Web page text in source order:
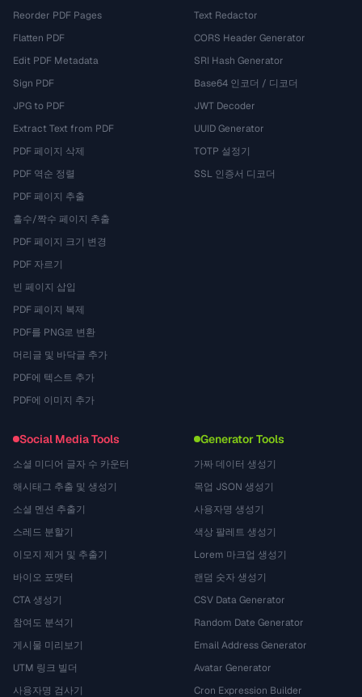
Reorder PDF Pages
Flatten PDF
Edit PDF Metadata
Sign PDF
JPG to PDF
Extract Text from PDF
PDF 페이지 삭제
PDF 역순 정렬
PDF 페이지 추출
홀수/짝수 페이지 추출
PDF 페이지 크기 변경
PDF 자르기
빈 페이지 삽입
PDF 페이지 복제
PDF를 PNG로 변환
머리글 및 바닥글 추가
PDF에 텍스트 추가
PDF에 이미지 추가
Text Redactor
CORS Header Generator
SRI Hash Generator
Base64 인코더 / 디코더
JWT Decoder
UUID Generator
TOTP 설정기
SSL 인증서 디코더
Social Media Tools
소셜 미디어 글자 수 카운터
해시태그 추출 및 생성기
소셜 멘션 추출기
스레드 분할기
이모지 제거 및 추출기
바이오 포맷터
CTA 생성기
참여도 분석기
게시물 미리보기
UTM 링크 빌더
사용자명 검사기
Generator Tools
가짜 데이터 생성기
목업 JSON 생성기
사용자명 생성기
색상 팔레트 생성기
Lorem 마크업 생성기
랜덤 숫자 생성기
CSV Data Generator
Random Date Generator
Email Address Generator
Avatar Generator
Cron Expression Builder